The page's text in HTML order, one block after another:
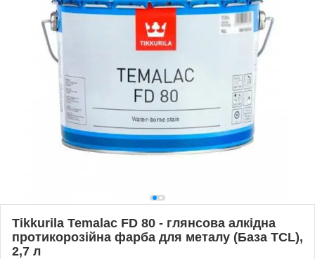
Tikkurila Temalac FD 80 - глянсова алкідна
протикорозійна фарба для металу (База TCL),
2,7 л